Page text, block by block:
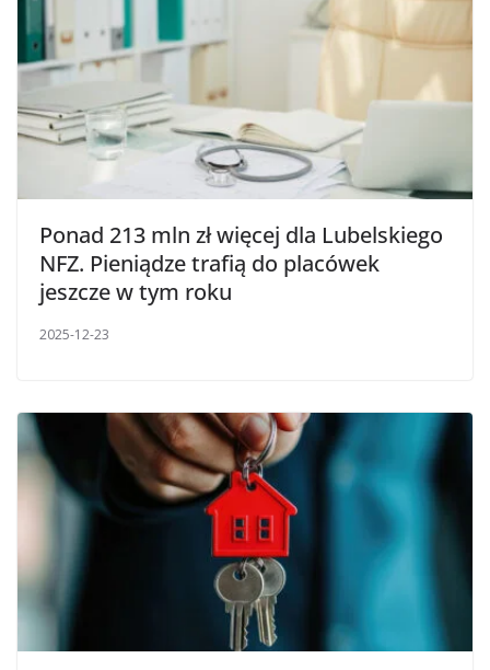
Ponad 213 mln zł więcej dla Lubelskiego
NFZ. Pieniądze trafią do placówek
jeszcze w tym roku
2025-12-23